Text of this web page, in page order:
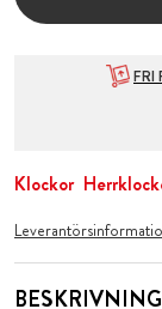
FRI
Klockor
BESKRIVNING